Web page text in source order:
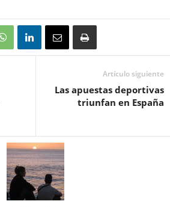
Artículo siguiente
Las apuestas deportivas
triunfan en España